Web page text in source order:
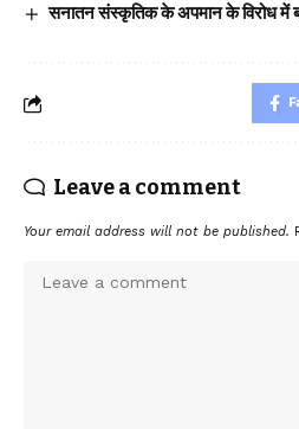
सनातन संस्कृतिक के अपमान के विरोध में
Leave a comment
Your email address will not be published.